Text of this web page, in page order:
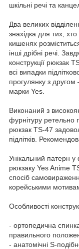
шкільні речі та
Два великих
знахідка для тих,
кишенях
інші дрібні речі.
конструкції рюкзак
всі випадки
прогулянку з другом
марки Yes.
Виконаний з
фурнітуру ретельно
рюкзак TS-47
підлітків.
Унікальний патерн у
рюкзаку Yes Anime
спосіб
корейськими
Особливості
- ортопедична
правильного
- анатомічні S-